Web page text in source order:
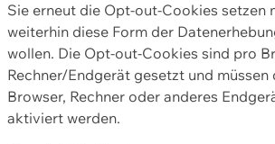
Sie erneut die Opt-out-Cookies setzen
weiterhin diese Form der
wollen. Die Opt-out-Cookies sind pro
Rechner/Endgerät gesetzt und müssen
Browser, Rechner oder anderes
aktiviert werden.